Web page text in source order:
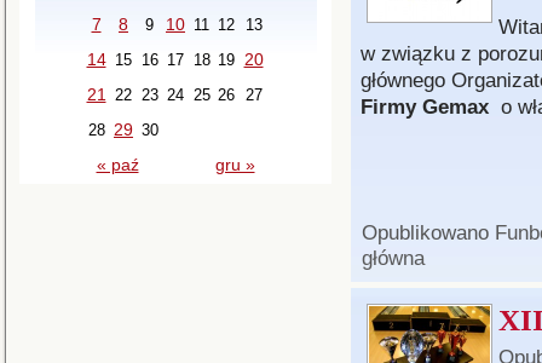
« paź gru »
7 8 9 10 11 12 13
14 15 16 17 18 19 20
21
22 23 24 25 26 27
28 29 30
w związku z
głównego
Firmy Gemax o
Opublikowano
główna